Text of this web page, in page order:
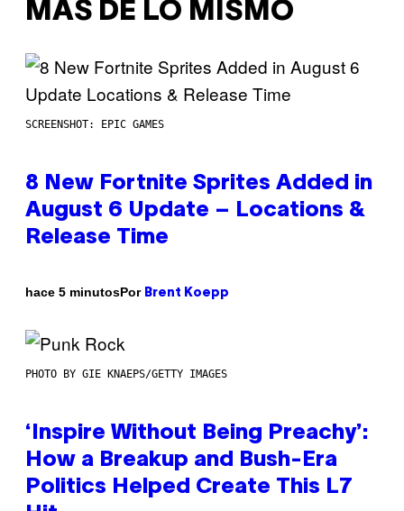
MÁS DE LO MISMO
SCREENSHOT: EPIC GAMES
8 New Fortnite Sprites Added in
August 6 Update – Locations &
Release Time
hace 5 minutosPor Brent Koepp
PHOTO BY GIE KNAEPS/GETTY IMAGES
‘Inspire Without Being Preachy’:
How a Breakup and Bush-Era
Politics Helped Create This L7